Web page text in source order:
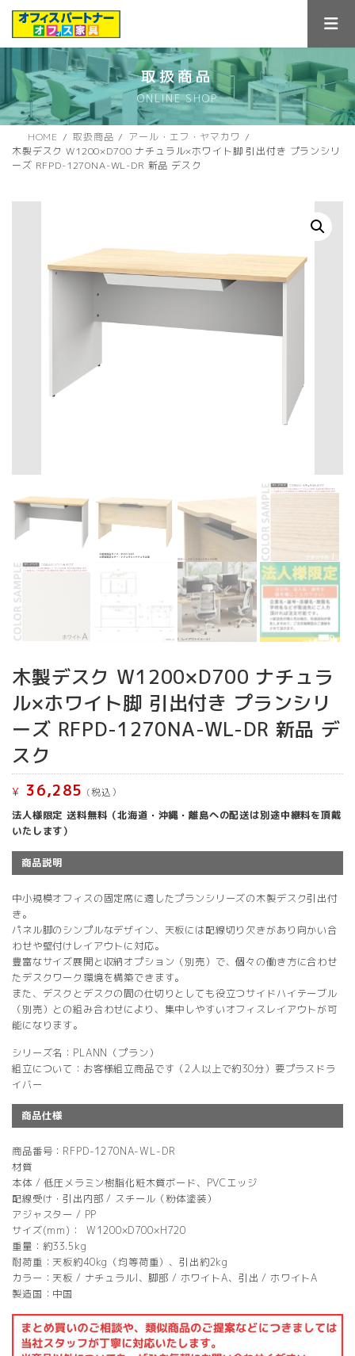
ス
キ
ン
に
取扱商品
ONLINE SHOP
HOME 取扱商品
アール・エフ・ヤマカワ
木製デスク W1200×D700 ナチュラル×ホワイト脚 引出付き プランシリ
ーズ RFPD-1270NA-WL-DR 新品 デスク
木製デスク W1200×D700 ナチュラ
ル×ホワイト脚 引出付き プランシリ
ーズ RFPD-1270NA-WL-DR 新品 デ
スク
¥ 36,285 (税込）
法人様限定 送料無料（北海道・沖縄・離島への配送は別途中継料を頂戴
いたします）
商品説明
中小規模オフィスの固定席に適したプランシリーズの木製デスク引出付
き。
パネル脚のシンプルなデザイン、天板には配線切り欠きがあり向かい合
わせや壁付けレイアウトに対応。
豊富なサイズ展開と収納オプション（別売）で、個々の働き方に合わせ
たデスクワーク環境を構築できます。
また、デスクとデスクの間の仕切りとしても役立つサイドハイテーブル
（別売）との組み合わせにより、集中しやすいオフィスレイアウトが可
能になります。
シリーズ名：PLANN（プラン）
組立について：お客様組立商品です（2人以上で約30分）要プラスドラ
イバー
商品仕様
商品番号：RFPD-1270NA-WL-DR
材質
本体 / 低圧メラミン樹脂化粧木質ボード、PVCエッジ
配線受け・引出内部 / スチール（粉体塗装）
アジャスター / PP
サイズ(mm)： W1200×D700×H720
重量：約33.5kg
耐荷重：天板約40kg（均等荷重）、引出約2kg
カラー：天板 / ナチュラルI、脚部 / ホワイトA、引出 / ホワイトA
製造国：中国